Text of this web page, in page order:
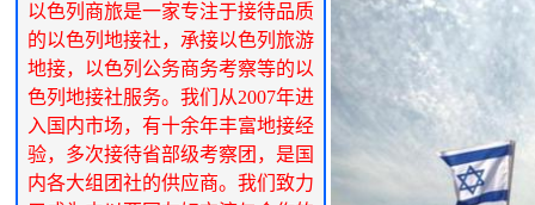
以色列商旅是一家专注于接待品质
的以色列地接社，承接以色列旅游
地接，以色列公务商务考察等的以
色列地接社服务。我们从2007年进
入国内市场，有十余年丰富地接经
验，多次接待省部级考察团，是国
内各大组团社的供应商。我们致力